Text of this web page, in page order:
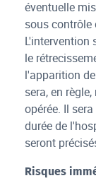
éventuelle
sous contrôle
L'intervention
le
l'apparition
sera, en
opérée. Il
durée de
seront
Risques